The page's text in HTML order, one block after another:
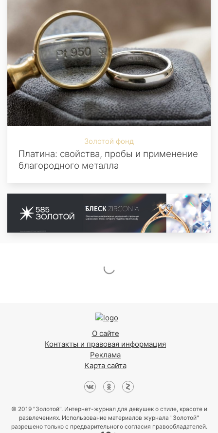
Золотой фонд
Платина: свойства, пробы и применение
благородного металла
О сайте
Контакты и правовая информация
Реклама
Карта сайта
© 2019 "Золотой". Интернет-журнал для девушек о стиле, красоте и
развлечениях. Использование материалов журнала "Золотой"
разрешено только с предварительного согласия правообладателей.